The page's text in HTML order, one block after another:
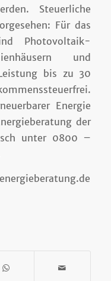
Steuerliche
Für das
Photovoltaik-
und
bis zu 30
Energie
der
unter 0800 –